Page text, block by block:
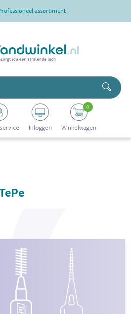
assortiment
16.00 uur besteld, morgen in huis
assortiment
Altijd op voorraad
Inloggen Winkelwagen
0